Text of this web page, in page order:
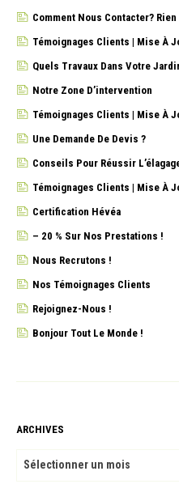
Comment Nous Contacter?
Témoignages Clients | Mise À
Quels Travaux Dans Votre
Notre Zone D’intervention
Témoignages Clients | Mise À
Une Demande De Devis ?
Conseils Pour Réussir
Témoignages Clients | Mise À
Certification Hévéa
– 20 % Sur Nos Prestations !
Nous Recrutons !
Nos Témoignages Clients
Rejoignez-Nous !
Bonjour Tout Le Monde !
ARCHIVES
ARCHIVES